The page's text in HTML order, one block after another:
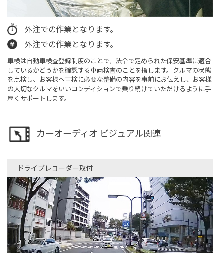
外注での作業となります。
外注での作業となります。
車検は自動車検査登録制度のことで、法令で定められた保安基準に適合
しているかどうかを確認する車両検査のことを指します。クルマの状態
を点検し、お客様へ車検に必要な整備の内容を事前にお伝えし、お客様
の大切なクルマをいいコンディションで乗り続けていただけるように手
厚くサポートします。
カーオーディオ ビジュアル関連
ドライブレコーダー取付